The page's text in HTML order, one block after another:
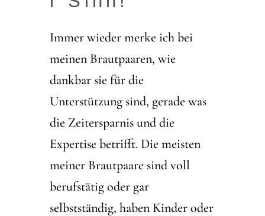
Immer wieder merke ich bei
meinen Brautpaaren, wie
dankbar sie für die
Unterstützung sind, gerade was
die Zeitersparnis und die
Expertise betrifft. Die meisten
meiner Brautpaare sind voll
berufstätig oder gar
selbstständig, haben Kinder oder